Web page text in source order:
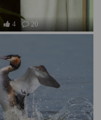
4 20